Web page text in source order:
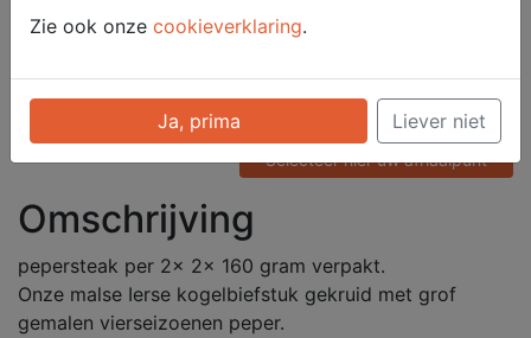
Categorie
Voor onze prijzen moet u
ingelogd zijn.
Selecteer hier uw afhaalpunt
Omschrijving
pepersteak per 2x 2x 160 gram verpakt.
Onze malse Ierse kogelbiefstuk gekruid met grof
gemalen vierseizoenen peper.
Zie ook onze cookieverklaring.
Ja, prima Liever niet